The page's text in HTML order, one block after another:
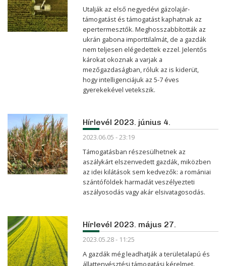
Utalják az első negyedévi gázolajár-
támogatást és támogatást kaphatnak az
epertermesztők. Meghosszabbították az
ukrán gabona importtilalmát, de a gazdák
nem teljesen elégedettek ezzel. Jelentős
károkat okoznak a varjak a
mezőgazdaságban, róluk az is kiderüt,
hogy intelligenciájuk az 5-7 éves
gyerekekével vetekszik.
Hírlevél 2023. június 4.
2023.06.05 - 23:19
Támogatásban részesülhetnek az
aszálykárt elszenvedett gazdák, miközben
az idei kilátások sem kedvezők: a romániai
szántóföldek harmadát veszélyezteti
aszályosodás vagy akár elsivatagosodás.
Hírlevél 2023. május 27.
2023.05.28 - 11:25
A gazdák még leadhatják a területalapú és
állattenyésztési támogatási kérelmet.